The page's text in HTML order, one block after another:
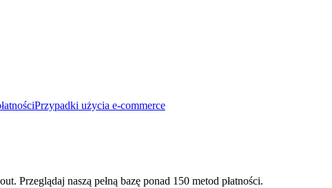
Przypadki użycia e-commerce
Przeglądaj naszą pełną bazę ponad 150 metod płatności.